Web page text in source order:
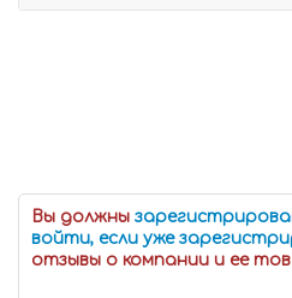
Вы должны
войти, если уже
отзывы о компании и ее